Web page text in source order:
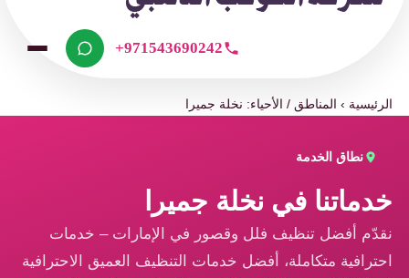
+971543690242
الرئيسية ›المناطق / الأحياء: نخلة جميرا
نطاق الخدمة
خدماتنا في نخلة جميرا
نقدّم أفضل تنظيف فلل وقصور في الإمارات – خدمات
احترافية متكاملة، أفضل خدمات التنظيف العميق الاحترافية